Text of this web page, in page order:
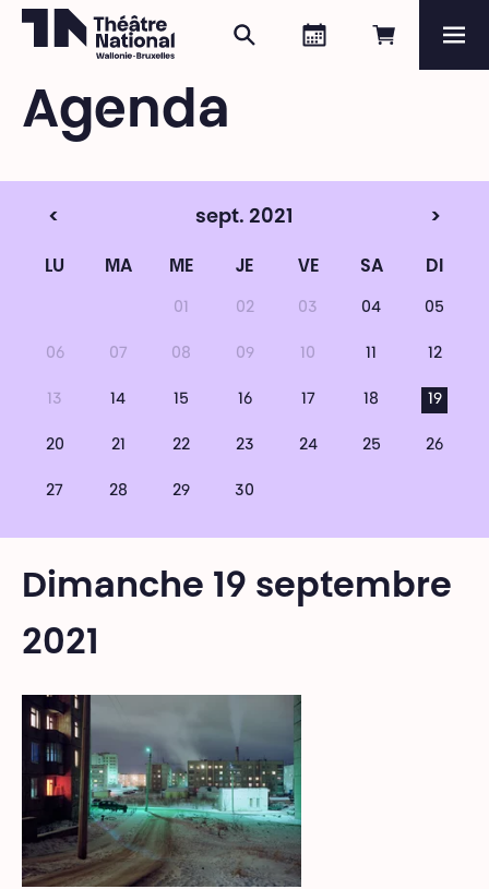
Réserver
Agenda
Rechercher
Agenda
< sept. 2021 >
LU MA ME JE VE SA DI
01 02 03 04 05
06 07 08 09 10 11 12
13 14 15 16 17 18 19
20 21 22 23 24 25 26
27 28 29 30
Dimanche 19 septembre
2021